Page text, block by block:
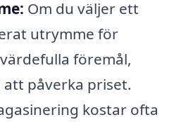
Om du väljer ett
utrymme för
föremål,
påverka priset.
kostar ofta